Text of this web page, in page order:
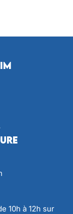
10h à 12h sur